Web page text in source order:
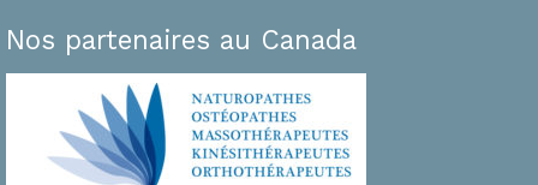
Nos partenaires au Canada